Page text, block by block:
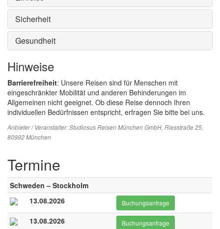
Sicherheit
Gesundheit
Hinweise
Barrierefreiheit: Unsere Reisen sind für Menschen mit
eingeschränkter Mobilität und anderen Behinderungen im
Allgemeinen nicht geeignet. Ob diese Reise dennoch Ihren
individuellen Bedürfnissen entspricht, erfragen Sie bitte bei uns.
Anbieter / Veranstalter:Studiosus Reisen München GmbH, Riesstraße 25,
80992 München
Termine
Schweden – Stockholm
13.08.2026
Buchungsanfrage
13.08.2026 Buchungsanfrage